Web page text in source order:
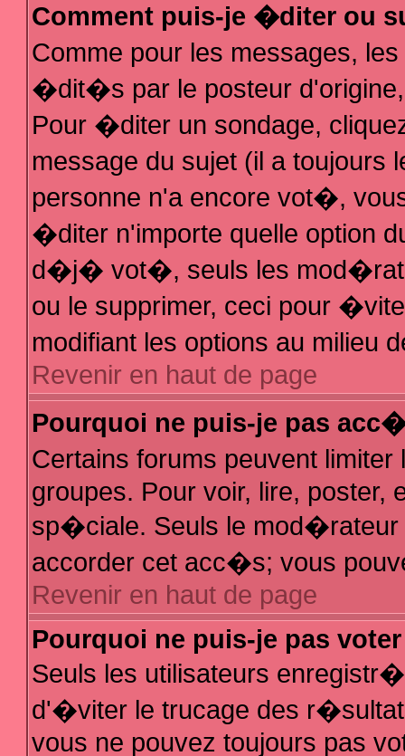
Comment puis-je �diter ou
Comme pour les messages,
�dit�s par le posteur
Pour �diter un sondage,
message du sujet (il a
personne n'a encore vot�,
�diter n'importe quelle option
d�j� vot�, seuls les
ou le supprimer, ceci pour
modifiant les options au milieu
Revenir en haut de page
Pourquoi ne puis-je pas
Certains forums peuvent
groupes. Pour voir, lire, poster,
sp�ciale. Seuls le mod�rateur
accorder cet acc�s; vous
Revenir en haut de page
Pourquoi ne puis-je pas
Seuls les utilisateurs
d'�viter le trucage des
vous ne pouvez toujours pas